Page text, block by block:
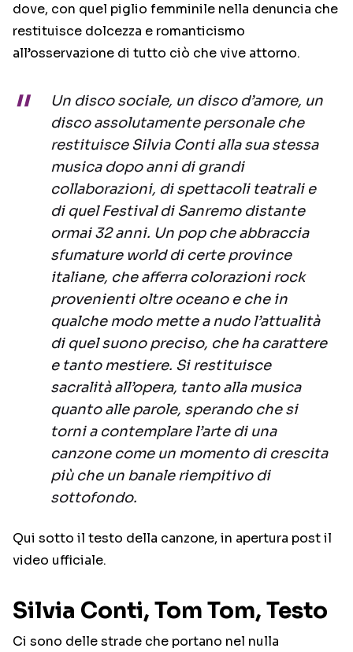
dove, con quel piglio femminile nella denuncia che
restituisce dolcezza e romanticismo
all’osservazione di tutto ciò che vive attorno.
Un disco sociale, un disco d’amore, un
disco assolutamente personale che
restituisce Silvia Conti alla sua stessa
musica dopo anni di grandi
collaborazioni, di spettacoli teatrali e
di quel Festival di Sanremo distante
ormai 32 anni. Un pop che abbraccia
sfumature world di certe province
italiane, che afferra colorazioni rock
provenienti oltre oceano e che in
qualche modo mette a nudo l’attualità
di quel suono preciso, che ha carattere
e tanto mestiere. Si restituisce
sacralità all’opera, tanto alla musica
quanto alle parole, sperando che si
torni a contemplare l’arte di una
canzone come un momento di crescita
più che un banale riempitivo di
sottofondo.
Qui sotto il testo della canzone, in apertura post il
video ufficiale.
Silvia Conti, Tom Tom, Testo
Ci sono delle strade che portano nel nulla